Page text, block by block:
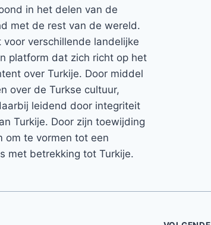
in het delen van de
met de rest van de wereld.
verschillende landelijke
platform dat zich richt op het
over Turkije. Door middel
over de Turkse cultuur,
leidend door integriteit
Turkije. Door zijn toewijding
om te vormen tot een
met betrekking tot Turkije.